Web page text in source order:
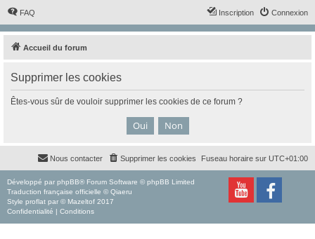
FAQ Connexion
Inscription
Accueil du forum
Supprimer les cookies
Êtes-vous sûr de vouloir supprimer les cookies de ce forum ?
Fuseau horaire sur UTC+01:00
Supprimer les cookies
Nous contacter
Développé par phpBB® Forum Software © phpBB Limited
Traduction française officielle © Qiaeru
Style proflat par © Mazeltof 2017
Confidentialité | Conditions